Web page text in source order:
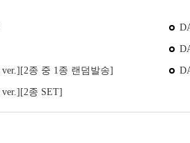
종 중 1종 랜덤발송]
종 SET]